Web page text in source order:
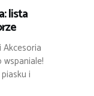
lista
Akcesoria
i